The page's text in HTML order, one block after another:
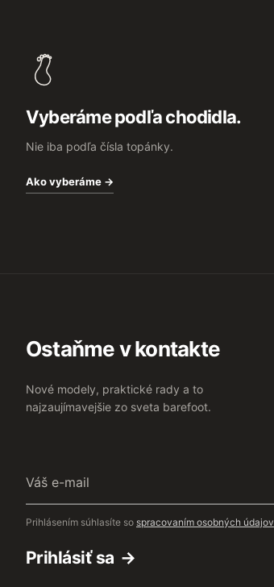
Vyberáme podľa chodidla.
Nie iba podľa čísla topánky.
Ako vyberáme →
Ostaňme v kontakte
Nové modely, praktické rady a to
najzaujímavejšie zo sveta barefoot.
e-
Prihlásením súhlasíte so spracovaním osobných údajov
Prihlásiť sa